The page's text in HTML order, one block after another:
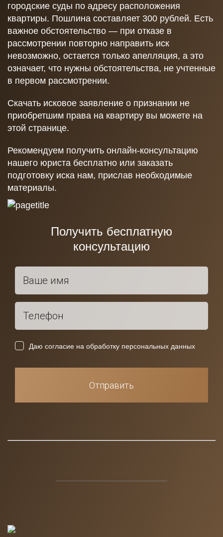
городские суды по адресу расположения
квартиры. Пошлина составляет 300 рублей. Есть
важное обстоятельство — при отказе в
рассмотрении повторно направить иск
невозможно, остается только апелляция, а это
означает, что нужны обстоятельства, не учтенные
в первом рассмотрении.
Скачать исковое заявление о признании не
приобретшим права на квартиру вы можете на
этой странице.
Рекомендуем получить онлайн-консультацию
нашего юриста бесплатно или заказать
подготовку иска нам, прислав необходимые
материалы.
Получить бесплатную
консультацию
Даю согласие на обработку персональных данных
Отправить